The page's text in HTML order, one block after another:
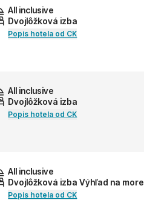
All inclusive
Dvojlôžková izba
Popis hotela od CK
All inclusive
Dvojlôžková izba
Popis hotela od CK
All inclusive
Dvojlôžková izba Výhľad na more
Popis hotela od CK